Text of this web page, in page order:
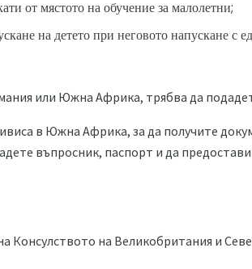
от мястото на обучение за малолетни;
на детето при неговото напускане
или Южна Африка, трябва да
в Южна Африка, за да получите
въпросник, паспорт и да
Консулството на Великобритания и